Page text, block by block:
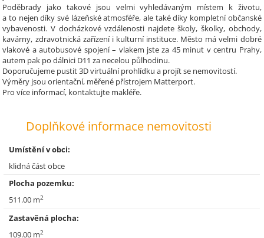
Poděbrady jako takové jsou velmi vyhledávaným místem k životu,
a to nejen díky své lázeňské atmosféře, ale také díky kompletní občanské
vybavenosti. V docházkové vzdálenosti najdete školy, školky, obchody,
kavárny, zdravotnická zařízení i kulturní instituce. Město má velmi dobré
vlakové a autobusové spojení – vlakem jste za 45 minut v centru Prahy,
autem pak po dálnici D11 za necelou půlhodinu.
Doporučujeme pustit 3D virtuální prohlídku a projít se nemovitostí.
Výměry jsou orientační, měřené přístrojem Matterport.
Pro více informací, kontaktujte makléře.
Doplňkové informace nemovitosti
Umístění v obci:
klidná část obce
Plocha pozemku:
511.00 m2
Zastavěná plocha:
109.00 m2